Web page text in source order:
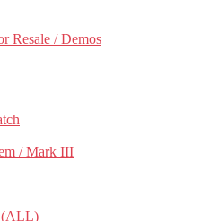
Resale / Demos
/ Mark III
(ALL)